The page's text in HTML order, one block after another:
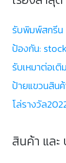
รับพิมพ์สกรีน
ป้องกัน: stock
รับเหมาต่อเ
ป้ายแขวนสิน
โล่รางวัล
สินค้า และ